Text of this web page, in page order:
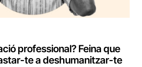
professional? Feina que
te a deshumanitzar-te